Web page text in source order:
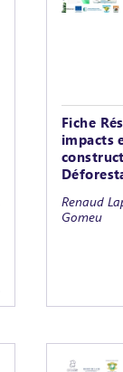
Fiche
impacts
Renaud
Gomeu